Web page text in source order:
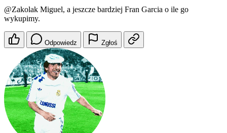
@Zakolak Miguel, a jeszcze bardziej Fran Garcia o ile go
wykupimy.
Odpowiedz Zgłoś